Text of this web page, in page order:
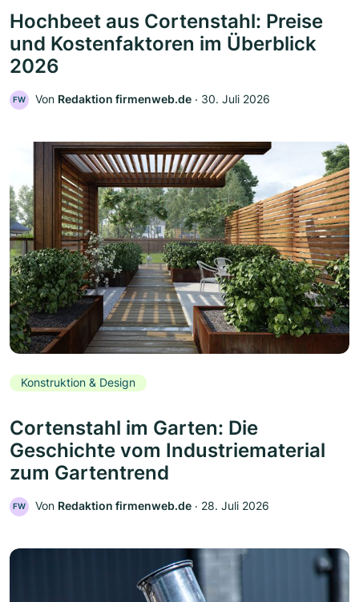
Hochbeet aus Cortenstahl: Preise
und Kostenfaktoren im Überblick
2026
FW Von Redaktion firmenweb.de ‧ 30. Juli 2026
Konstruktion & Design
Cortenstahl im Garten: Die
Geschichte vom Industriematerial
zum Gartentrend
FW Von Redaktion firmenweb.de ‧ 28. Juli 2026